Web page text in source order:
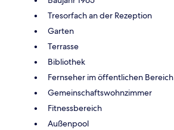
Tresorfach an der Rezeption
Garten
Terrasse
Bibliothek
Fernseher im öffentlichen Bereich
Gemeinschaftswohnzimmer
Fitnessbereich
Außenpool